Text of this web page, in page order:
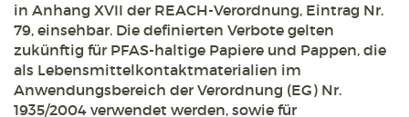
in Anhang XVII der REACH-Verordnung, Eintrag Nr.
79, einsehbar. Die definierten Verbote gelten
zukünftig für PFAS-haltige Papiere und Pappen, die
als Lebensmittelkontaktmaterialien im
Anwendungsbereich der Verordnung (EG) Nr.
1935/2004 verwendet werden, sowie für